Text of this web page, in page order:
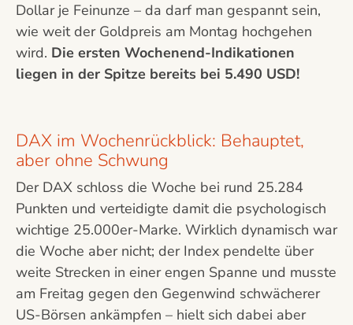
Dollar je Feinunze – da darf man gespannt sein,
wie weit der Goldpreis am Montag hochgehen
wird. Die ersten Wochenend-Indikationen
liegen in der Spitze bereits bei 5.490 USD!
DAX im Wochenrückblick: Behauptet,
aber ohne Schwung
Der DAX schloss die Woche bei rund 25.284
Punkten und verteidigte damit die psychologisch
wichtige 25.000er-Marke. Wirklich dynamisch war
die Woche aber nicht; der Index pendelte über
weite Strecken in einer engen Spanne und musste
am Freitag gegen den Gegenwind schwächerer
US-Börsen ankämpfen – hielt sich dabei aber